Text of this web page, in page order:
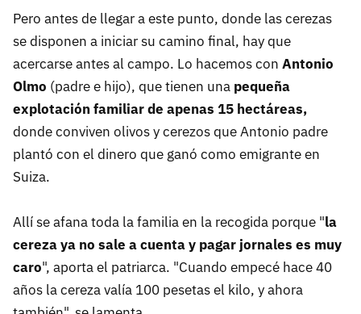
Pero antes de llegar a este punto, donde las cerezas
se disponen a iniciar su camino final, hay que
acercarse antes al campo. Lo hacemos con Antonio
Olmo (padre e hijo), que tienen una pequeña
explotación familiar de apenas 15 hectáreas,
donde conviven olivos y cerezos que Antonio padre
plantó con el dinero que ganó como emigrante en
Suiza.
Allí se afana toda la familia en la recogida porque "la
cereza ya no sale a cuenta y pagar jornales es muy
caro", aporta el patriarca. "Cuando empecé hace 40
años la cereza valía 100 pesetas el kilo, y ahora